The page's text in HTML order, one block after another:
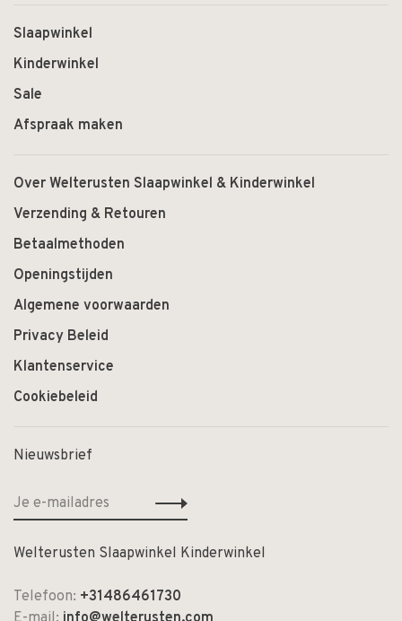
Slaapwinkel
Kinderwinkel
Sale
Afspraak maken
Over Welterusten Slaapwinkel & Kinderwinkel
Verzending & Retouren
Betaalmethoden
Openingstijden
Algemene voorwaarden
Privacy Beleid
Klantenservice
Cookiebeleid
Nieuwsbrief
Welterusten Slaapwinkel Kinderwinkel
Telefoon: +31486461730